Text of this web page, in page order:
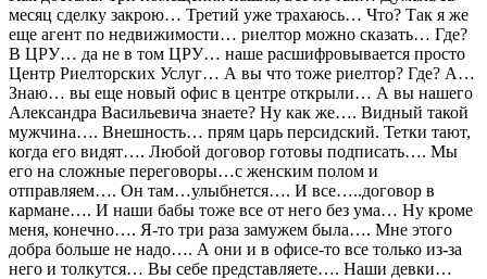
месяц сделку закрою… Третий уже трахаюсь… Что? Так я же
еще агент по недвижимости… риелтор можно сказать… Где?
В ЦРУ… да не в том ЦРУ… наше расшифровывается просто
Центр Риелторских Услуг… А вы что тоже риелтор? Где? А…
Знаю… вы еще новый офис в центре открыли… А вы нашего
Александра Васильевича знаете? Ну как же…. Видный такой
мужчина…. Внешность… прям царь персидский. Тетки тают,
когда его видят…. Любой договор готовы подписать…. Мы
его на сложные переговоры…с женским полом и
отправляем…. Он там…улыбнется…. И все…..договор в
кармане…. И наши бабы тоже все от него без ума… Ну кроме
меня, конечно…. Я-то три раза замужем была…. Мне этого
добра больше не надо…. А они и в офисе-то все только из-за
него и толкутся… Вы себе представляете…. Наши девки…